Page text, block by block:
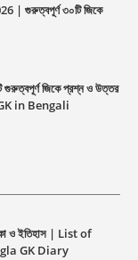
গুরুত্বপূর্ণ ৩০টি জিকে
গুরুত্বপূর্ণ জিকে প্রশ্ন ও উত্তর
in Bengali
ও ইতিহাস | List of
GK Diary